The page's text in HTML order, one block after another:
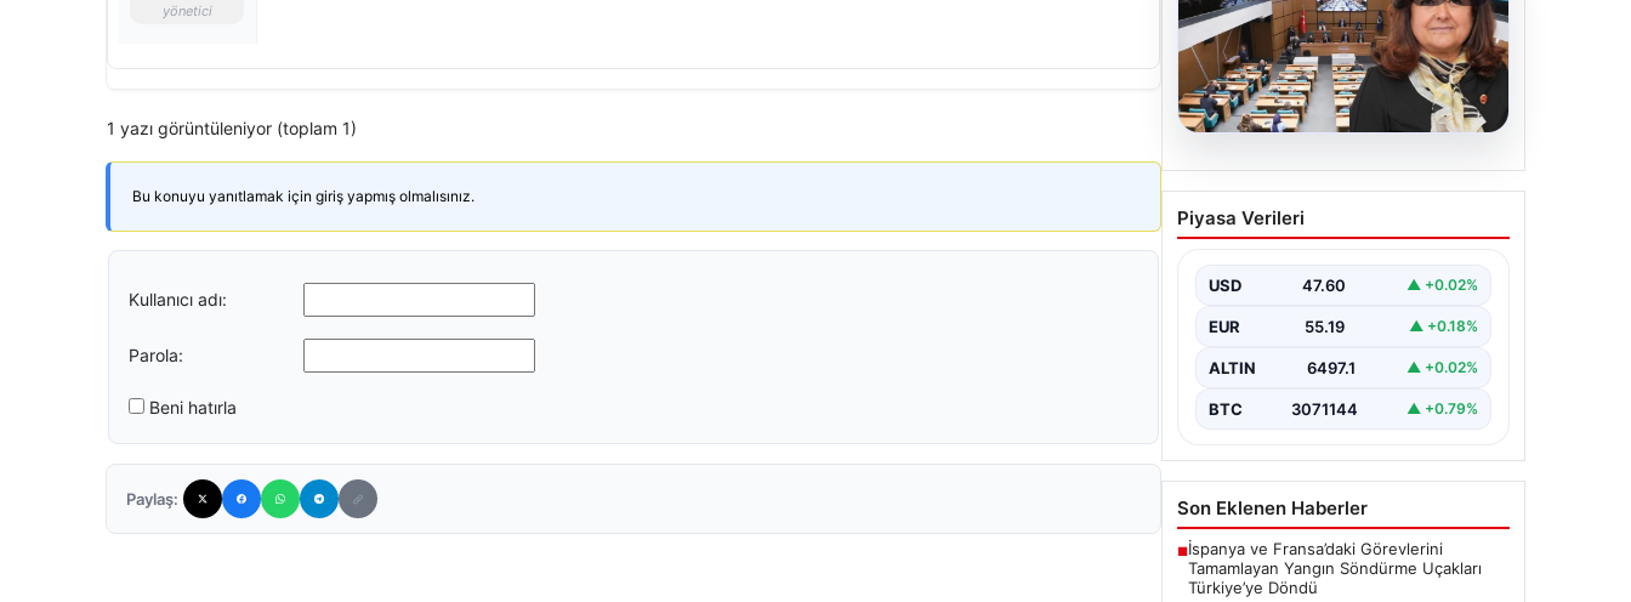
yönetici
1 yazı görüntüleniyor (toplam 1)
Bu konuyu yanıtlamak için giriş yapmış olmalısınız.
Kullanıcı adı:
Parola:
Beni hatırla
Paylaş:
Üsküdar Belediyesi’nde
başkanvekili Sibel Tan
Piyasa Verileri
USD 47.60 ▲ +0.02%
EUR 55.19 ▲ +0.18%
ALTIN 6497.1 ▲ +0.02%
BTC 3071144 ▲ +0.79%
Son Eklenen Haberler
■İspanya ve Fransa’daki Görevlerini
Tamamlayan Yangın Söndürme Uçakları
Türkiye’ye Döndü